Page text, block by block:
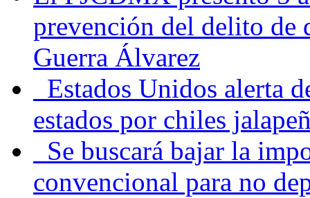
prevención del delito de
Guerra Álvarez
Estados Unidos alerta
estados por chiles
Se buscará bajar la
convencional para no